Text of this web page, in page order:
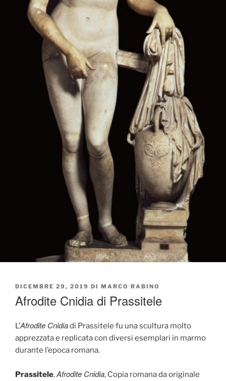
PUBBLICATO
DICEMBRE 29, 2019 DI MARCO RABINO
Afrodite Cnidia di Prassitele
L’Afrodite Cnidiadi Prassitele fu una scultura molto
apprezzata e replicata con diversi esemplari in marmo
durante l’epoca romana.
Prassitele,Afrodite Cnidia, Copia romana da originale